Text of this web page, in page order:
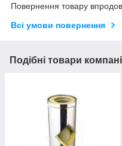
Повернення товару
Всі умови повернення
Подібні товари